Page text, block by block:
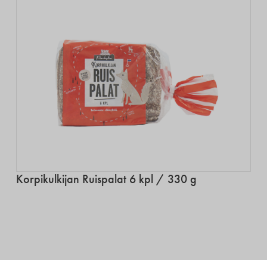
Korpikulkijan Ruispalat 6 kpl / 330 g